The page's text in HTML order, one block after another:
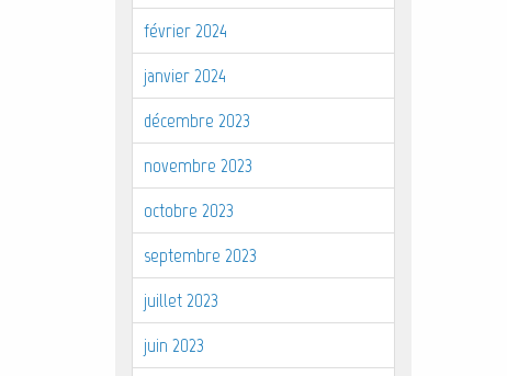
février 2024
janvier 2024
décembre 2023
novembre 2023
octobre 2023
septembre 2023
juillet 2023
juin 2023